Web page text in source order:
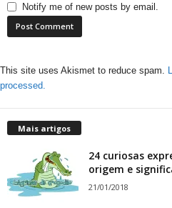
Notify me of new posts by email.
This site uses Akismet to reduce spam.
processed.
Mais artigos
24 curiosas
origem e
21/01/2018